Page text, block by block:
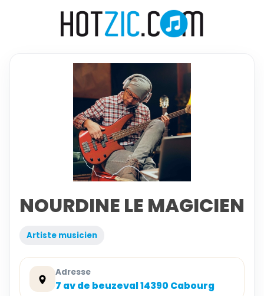
NOURDINE LE MAGICIEN
Artiste musicien
Adresse
7 av de beuzeval 14390 Cabourg